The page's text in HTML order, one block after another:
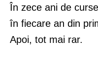
În zece ani de
în fiecare an din
Apoi, tot mai rar.